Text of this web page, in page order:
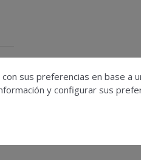
sus preferencias en base a
y configurar sus